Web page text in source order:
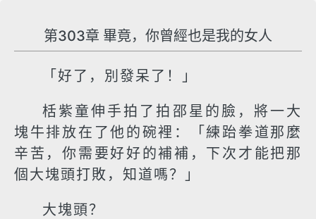
第303章 畢竟，你曾經也是我的女人
「好了，別發呆了！」
栝紫童伸手拍了拍邵星的臉，將一大
塊牛排放在了他的碗裡：「練跆拳道那麼
辛苦，你需要好好的補補，下次才能把那
個大塊頭打敗，知道嗎？」
大塊頭？